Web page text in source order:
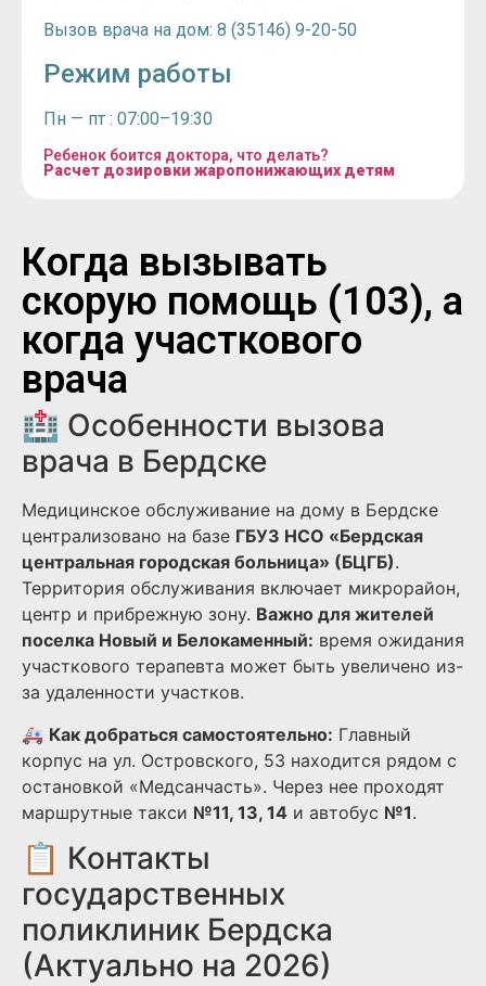
Вызов врача на дом: 8 (35146) 9-20-50
Режим работы
Пн — пт : 07:00–19:30
Ребенок боится доктора, что делать?
Расчет дозировки жаропонижающих детям
Когда вызывать
скорую помощь (103), а
когда участкового
врача
🏥 Особенности вызова
врача в Бердске
Медицинское обслуживание на дому в Бердске
централизовано на базе ГБУЗ НСО «Бердская
центральная городская больница» (БЦГБ).
Территория обслуживания включает микрорайон,
центр и прибрежную зону. Важно для жителей
поселка Новый и Белокаменный: время ожидания
участкового терапевта может быть увеличено из-
за удаленности участков.
🚑 Как добраться самостоятельно: Главный
корпус на ул. Островского, 53 находится рядом с
остановкой «Медсанчасть». Через нее проходят
маршрутные такси №11, 13, 14 и автобус №1.
📋 Контакты
государственных
поликлиник Бердска
(Актуально на 2026)